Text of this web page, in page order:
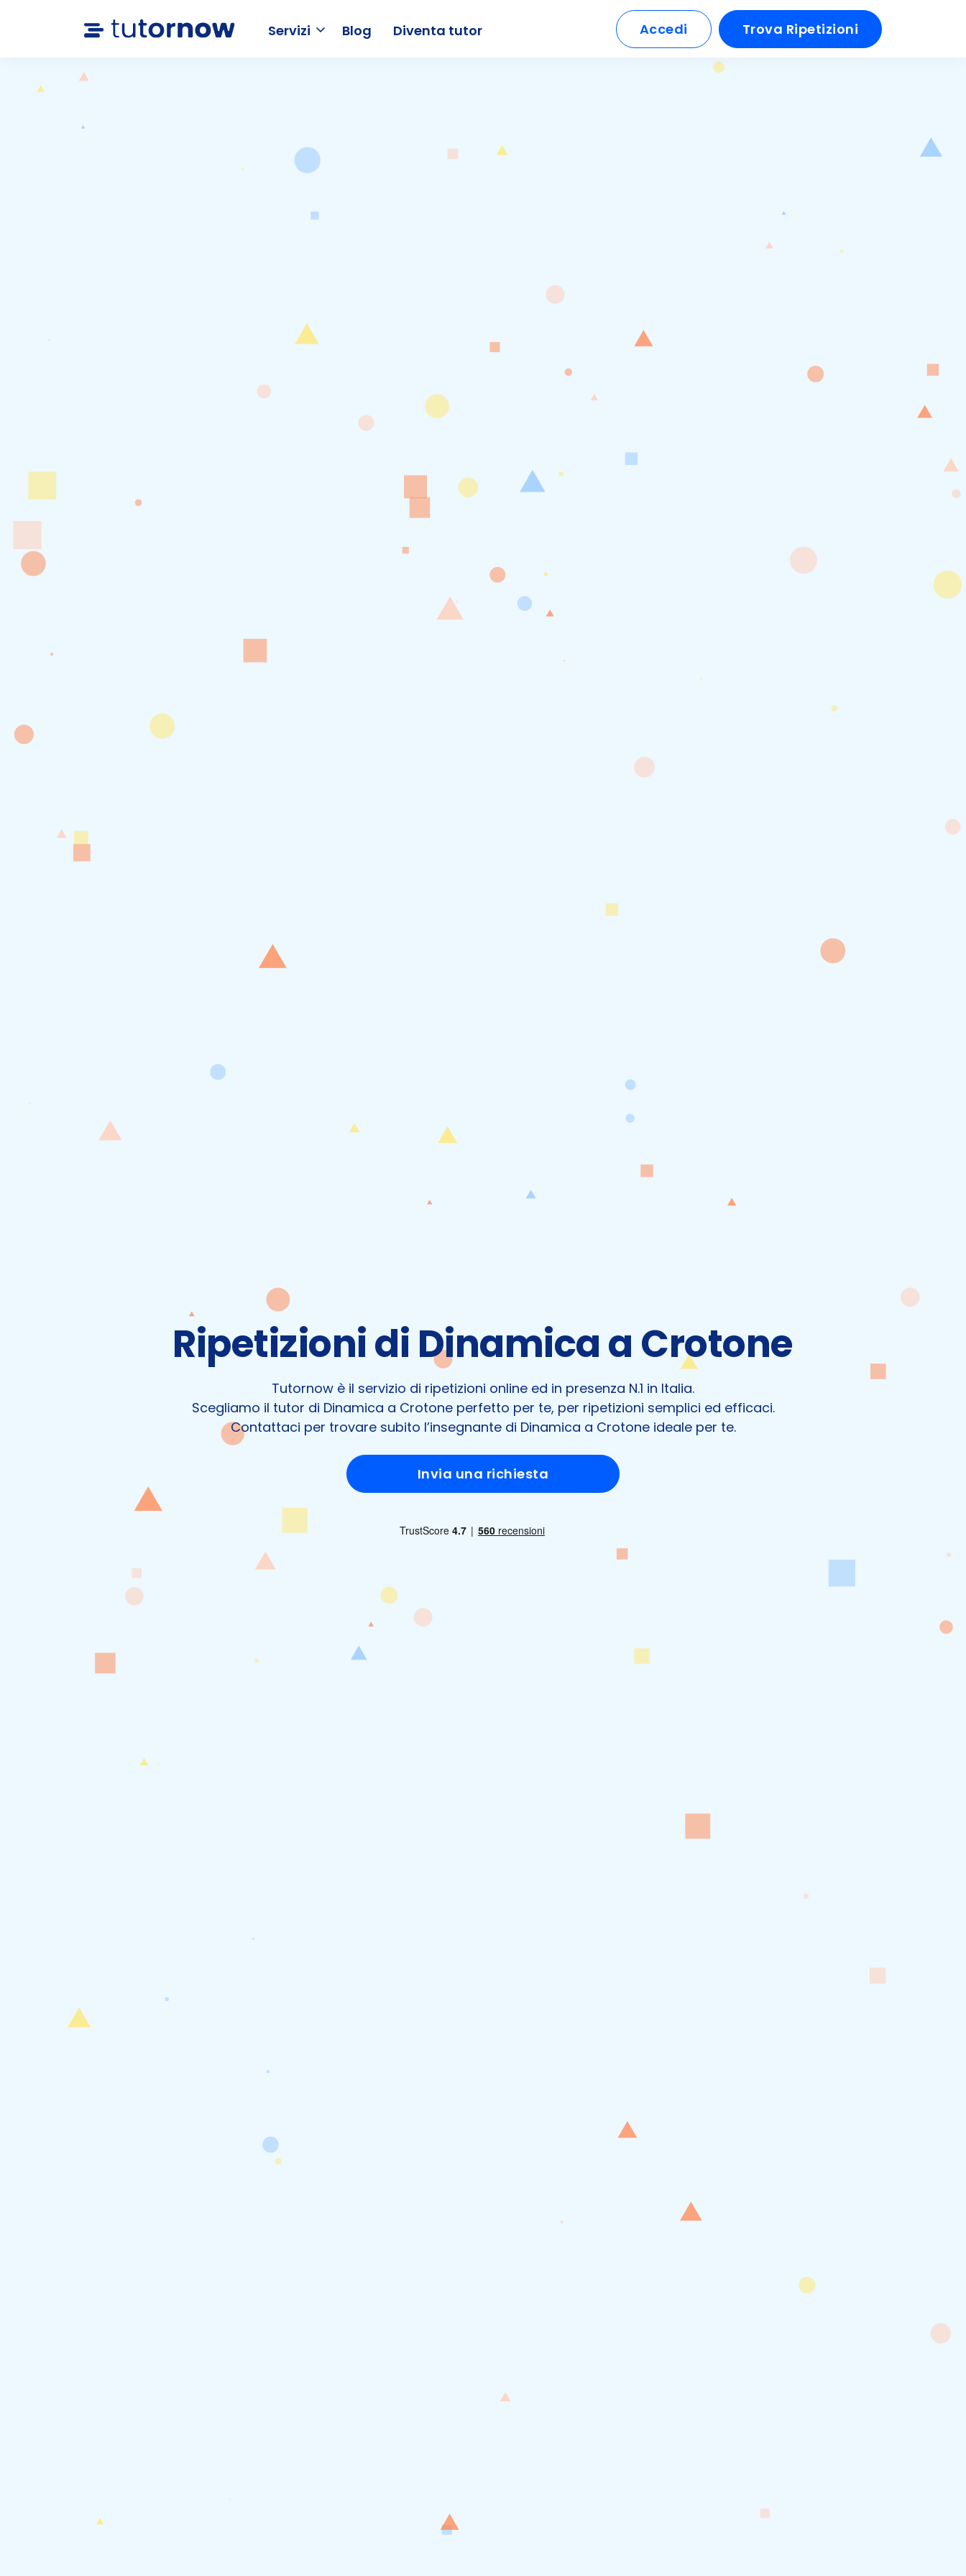
Servizi Blog Diventa tutor Accedi Trova Ripetizioni
Ripetizioni di Dinamica a Crotone
Tutornow è il servizio di ripetizioni online ed in presenza N.1 in Italia.
Scegliamo il tutor di Dinamica a Crotone perfetto per te, per ripetizioni semplici ed efficaci.
Contattaci per trovare subito l’insegnante di Dinamica a Crotone ideale per te.
Invia una richiesta